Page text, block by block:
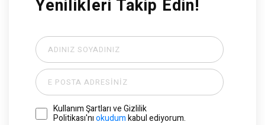
Yenilikleri Takip Edin!
Kullanım Şartları ve Gizlilik
Politikası'nıokudumkabul ediyorum.